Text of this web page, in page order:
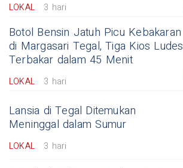
LOKAL 3 hari
Botol Bensin Jatuh Picu Kebakaran
di Margasari Tegal, Tiga Kios Ludes
Terbakar dalam 45 Menit
LOKAL 3 hari
Lansia di Tegal Ditemukan
Meninggal dalam Sumur
LOKAL 3 hari